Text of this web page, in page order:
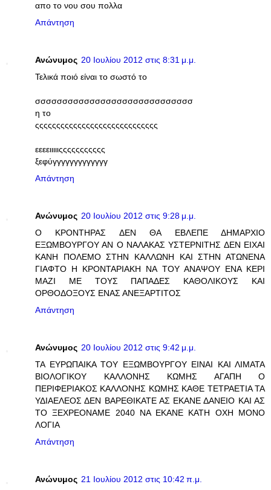
απο το νου σου πολλα
Απάντηση
Ανώνυμος 20 Ιουλίου 2012 στις 8:31 μ.μ.
Τελικά ποιό είναι το σωστό το
σσσσσσσσσσσσσσσσσσσσσσσσσσσσσ
η το
ςςςςςςςςςςςςςςςςςςςςςςςςςςςςς
εεεειιιιιςςςςςςςςςςς
ξεφύγγγγγγγγγγγγγ
Απάντηση
Ανώνυμος 20 Ιουλίου 2012 στις 9:28 μ.μ.
Ο ΚΡΟΝΤΗΡΑΣ ΔΕΝ ΘΑ ΕΒΛΕΠΕ ΔΗΜΑΡΧΙΟ
ΕΞΩΜΒΟΥΡΓΟΥ ΑΝ Ο ΝΑΛΑΚΑΣ ΥΣΤΕΡΝΙΤΗΣ ΔΕΝ ΕΙΧΑΙ
ΚΑΝΗ ΠΟΛΕΜΟ ΣΤΗΝ ΚΑΛΛΩΝΗ ΚΑΙ ΣΤΗΝ ΑΤΩΝΕΝΑ
ΓΙΑΦΤΟ Η ΚΡΟΝΤΑΡΙΑΚΗ ΝΑ ΤΟΥ ΑΝΑΨΟΥ ΕΝΑ ΚΕΡΙ
ΜΑΖΙ ΜΕ ΤΟΥΣ ΠΑΠΑΔΕΣ ΚΑΘΟΛΙΚΟΥΣ ΚΑΙ
ΟΡΘΟΔΟΞΟΥΣ ΕΝΑΣ ΑΝΕΞΑΡΤΙΤΟΣ
Απάντηση
Ανώνυμος 20 Ιουλίου 2012 στις 9:42 μ.μ.
TA ΕΥΡΩΠΑΙΚΑ ΤΟΥ ΕΞΩΜΒΟΥΡΓΟΥ ΕΙΝΑΙ ΚΑΙ ΛΙΜΑΤΑ
ΒΙΟΛΟΓΙΚΟΥ ΚΑΛΛΟΝΗΣ ΚΩΜΗΣ ΑΓΑΠΗ Ο
ΠΕΡΙΦΕΡΙΑΚΟΣ ΚΑΛΛΟΝΗΣ ΚΩΜΗΣ ΚΑΘΕ ΤΕΤΡΑΕΤΙΑ ΤΑ
ΥΔΙΑΕΛΕΟΣ ΔΕΝ ΒΑΡΕΘΙΚΑΤΕ ΑΣ ΕΚΑΝΕ ΔΑΝΕΙΟ ΚΑΙ ΑΣ
ΤΟ ΞΕΧΡΕΟΝΑΜΕ 2040 ΝΑ ΕΚΑΝΕ ΚΑΤΗ ΟΧΗ ΜΟΝΟ
ΛΟΓΙΑ
Απάντηση
Ανώνυμος 21 Ιουλίου 2012 στις 10:42 π.μ.